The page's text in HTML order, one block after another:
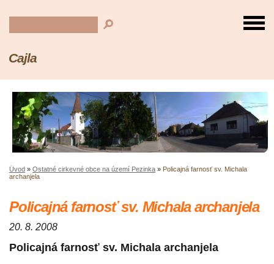
Cajla
Úvod » Ostatné cirkevné obce na území Pezinka » Policajná farnosť sv. Michala
archanjela
Policajná farnosť sv. Michala archanjela
20. 8. 2008
Policajná farnosť sv. Michala archanjela